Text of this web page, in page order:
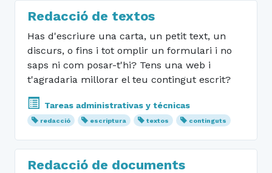
Redacció de textos
Has d'escriure una carta, un petit text, un
discurs, o fins i tot omplir un formulari i no
saps ni com posar-t'hi? Tens una web i
t'agradaria millorar el teu contingut escrit?
Tareas administrativas y técnicas
redacció escriptura textos continguts
Redacció de documents